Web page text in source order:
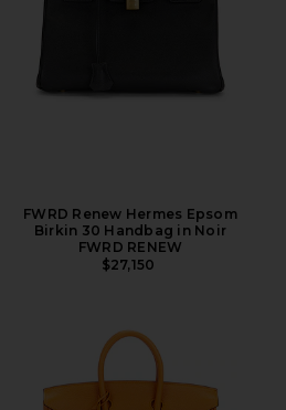
FWRD Renew Hermes Epsom
Birkin 30 Handbag in Noir
FWRD RENEW
$27,150